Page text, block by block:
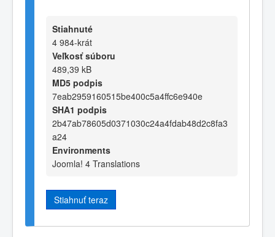
Stiahnuté
4 984-krát
Veľkosť súboru
489,39 kB
MD5 podpis
7eab2959160515be400c5a4ffc6e940e
SHA1 podpis
2b47ab78605d0371030c24a4fdab48d2c8fa3
a24
Environments
Joomla! 4 Translations
Stiahnuť teraz